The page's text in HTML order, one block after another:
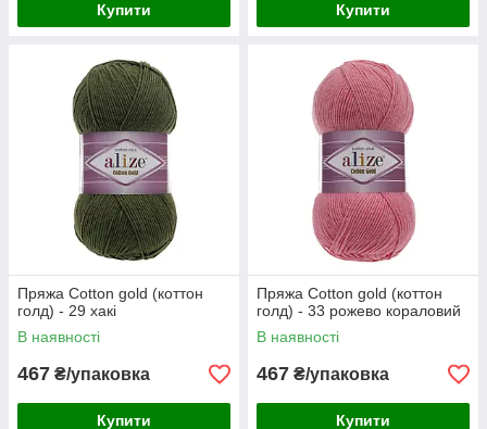
Купити Купити
Пряжа Cotton gold (коттон
голд) - 29 хакі
В наявності
467 ₴/упаковка
Купити
Пряжа Cotton gold (коттон
голд) - 33 рожево кораловий
В наявності
467 ₴/упаковка
Купити